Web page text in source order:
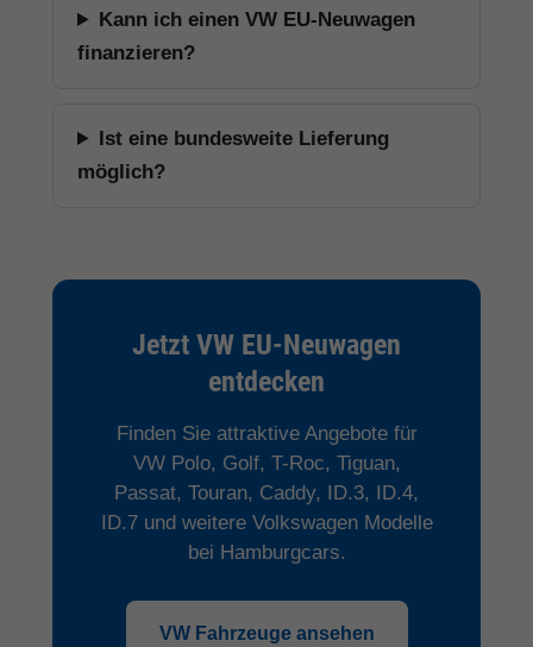
Kann ich einen VW EU-Neuwagen
finanzieren?
Ist eine bundesweite Lieferung
möglich?
Jetzt VW EU-Neuwagen
entdecken
Finden Sie attraktive Angebote für
VW Polo, Golf, T-Roc, Tiguan,
Passat, Touran, Caddy, ID.3, ID.4,
ID.7 und weitere Volkswagen Modelle
bei Hamburgcars.
VW Fahrzeuge ansehen